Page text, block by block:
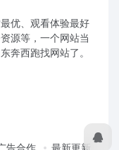
优、观看体验最好
源等，一个网站当
奔西跑找网站了。
告合作 最新更新